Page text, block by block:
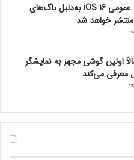
نسخه آزمایشی عمومی iOS 16 به‌دلیل باگ‌های
منتشر خواهد شد
اولین گوشی مجهز به نمایشگر
معرفی می‌کند